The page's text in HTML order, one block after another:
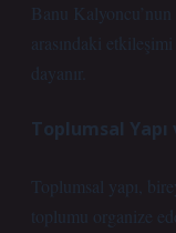
Banu Kalyoncu’nun
arasındaki
dayanır.
Toplumsal
Toplumsal yapı,
toplumu organize